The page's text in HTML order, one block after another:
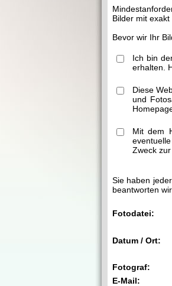
Bilder mit
Bevor wir Ihr
Ich bin
erhalten.
Diese
und
Mit dem
Zweck
Sie haben
beantworten
Fotodatei:
Datum / Ort:
Fotograf:
E-Mail: